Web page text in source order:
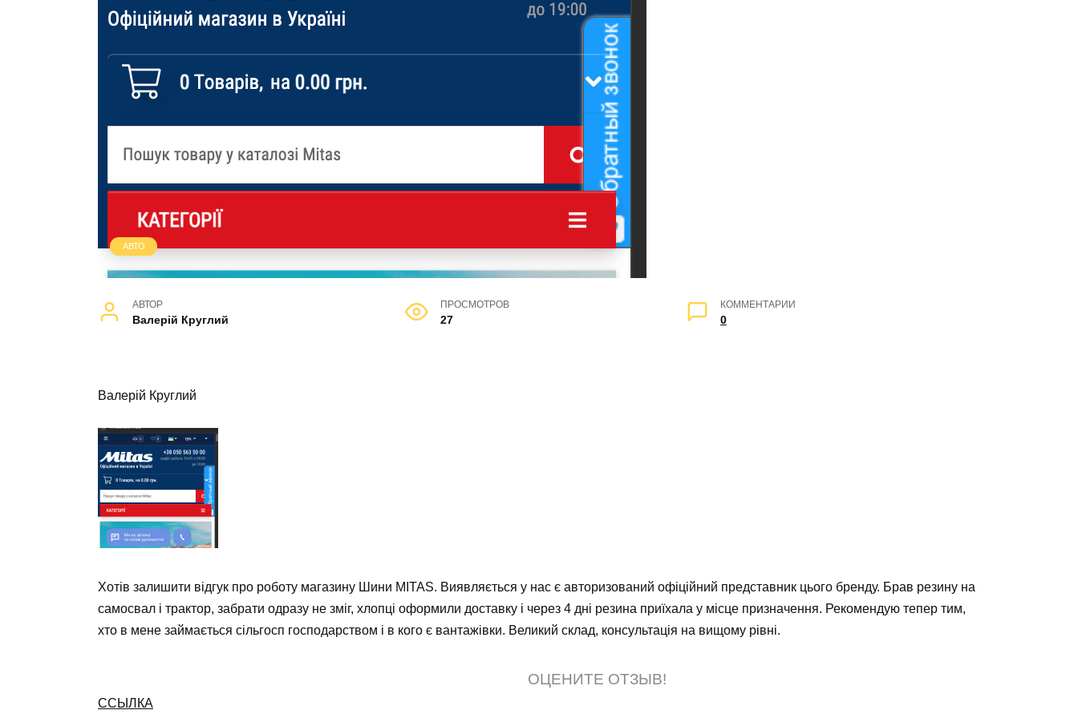
АВТО
АВТОР
Валерій Круглий
ПРОСМОТРОВ
27
КОММЕНТАРИИ
0
Валерій Круглий
Хотів залишити відгук про роботу магазину Шини MITAS. Виявляється у нас є авторизований офіційний представник цього бренду. Брав резину на
самосвал і трактор, забрати одразу не зміг, хлопці оформили доставку і через 4 дні резина приїхала у місце призначення. Рекомендую тепер тим,
хто в мене займається сільгосп господарством і в кого є вантажівки. Великий склад, консультація на вищому рівні.
ОЦЕНИТЕ ОТЗЫВ!
ССЫЛКА